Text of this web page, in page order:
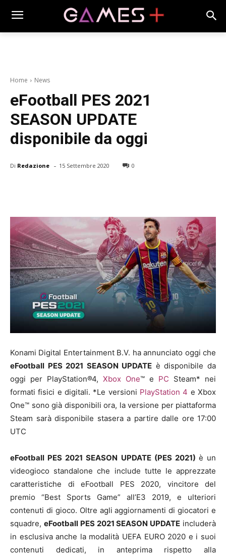
Home News
eFootball PES 2021
SEASON UPDATE
disponibile da oggi
Di Redazione - 15 Settembre 2020 0
Konami Digital Entertainment B.V. ha annunciato oggi che
eFootball PES 2021 SEASON UPDATE è disponibile da
oggi per PlayStation®4, Xbox One™ e PC Steam* nei
formati fisici e digitali. *Le versioni PlayStation 4 e Xbox
One™ sono già disponibili ora, la versione per piattaforma
Steam sarà disponibile stasera a partire dalle ore 17:00
UTC
eFootball PES 2021 SEASON UPDATE (PES 2021) è un
videogioco standalone che include tutte le apprezzate
caratteristiche di eFootball PES 2020, vincitore del
premio “Best Sports Game” all’E3 2019, e ulteriori
contenuti di gioco. Oltre agli aggiornamenti di giocatori e
squadre, eFootball PES 2021 SEASON UPDATE includerà
in esclusiva anche la modalità UEFA EURO 2020 e i suoi
contenuti dedicati, in anteprima rispetto alla